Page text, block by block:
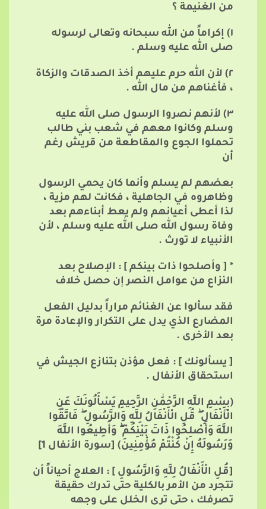
من الغنيمة ؟
١) إكراماً من الله سبحانه وتعالى لرسوله
صلى الله عليه وسلم .
٢) لأن الله حرم عليهم أخذ الصدقات والزكاة
، فأغناهم من مال الله .
٣) لأنهم نصروا الرسول صلى الله عليه
وسلم وكانوا معهم في شعب بني طالب
تحملوا الجوع والمقاطعة من قريش رغم
أن
بعضهم لم يسلم وأنما كان يحمي الرسول
وظاهروه في الجاهلية ، فكانت لهم مزية ،
لذا أعطى أعيانهم ولم يعط أبناءهم بعد
وفاة رسول الله صلى الله عليه وسلم ، لأن
الأنبياء لا تورث .
* [ وأصلحوا ذات بينكم ] : الإصلاح بعد
النزاع من عوامل النصر إن حصل خلاف
فقد سألوا عن الغنائم مراراً بدليل الفعل
المضارع الذي يدل على التكرار والإعادة مرة
بعد الأخرى .
[ يسألونك ] : فعل مؤذن بتنازع الجيش في
استحقاق الأنفال .
(بِسْمِ اللَّهِ الرَّحْمَٰنِ الرَّحِيمِ يَسْأَلُونَكَ عَنِ
الْأَنْفَالِ
قُلِ الْأَنْفَالُ لِلَّهِ وَالرَّسُولِ
فَاتَّقُوا
اللَّهَ وَأَصْلِحُوا ذَاتَ بَيْنِكُمْ وَأَطِيعُوا اللَّهَ
وَرَسُولَهُ إِنْ كُنْتُمْ مُؤْمِنِينَ) [سورة اﻷنفال 1]
[قُلِ الْأَنْفَالُ لِلَّهِ وَالرَّسُولِ ] : العلاج أحياناً أن
تتجرد من الأمر بالكلية حتى تدرك حقيقة
تصرفك ، حتى ترى الخلل على وجهه